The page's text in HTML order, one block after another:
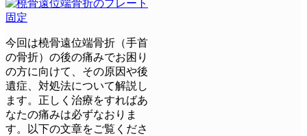
共
今回は橈骨遠位端骨折（手首
の骨折）の後の痛みでお困り
の方に向けて、その原因や後
遺症、対処法について解説し
ます。正しく治療をすればあ
なたの痛みは必ずなおりま
す。以下の文章をご覧くださ